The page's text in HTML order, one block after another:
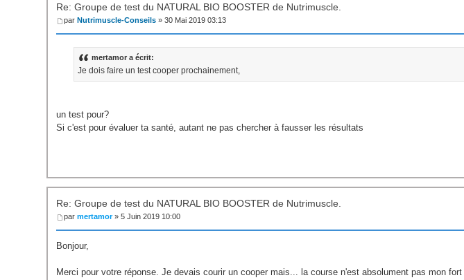
Re: Groupe de test du NATURAL BIO BOOSTER de Nutrimuscle.
parNutrimuscle-Conseils » 30 Mai 2019 03:13
mertamor a écrit:
Je dois faire un test cooper prochainement,
un test pour?
Si c'est pour évaluer ta santé, autant ne pas chercher à fausser les résultats
Re: Groupe de test du NATURAL BIO BOOSTER de Nutrimuscle.
parmertamor» 5 Juin 2019 10:00
Bonjour,
Merci pour votre réponse. Je devais courir un cooper mais... la course n'est absolument pas mon